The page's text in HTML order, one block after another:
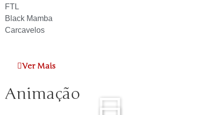
FTL
Black Mamba
Carcavelos
Ver Mais
Animação